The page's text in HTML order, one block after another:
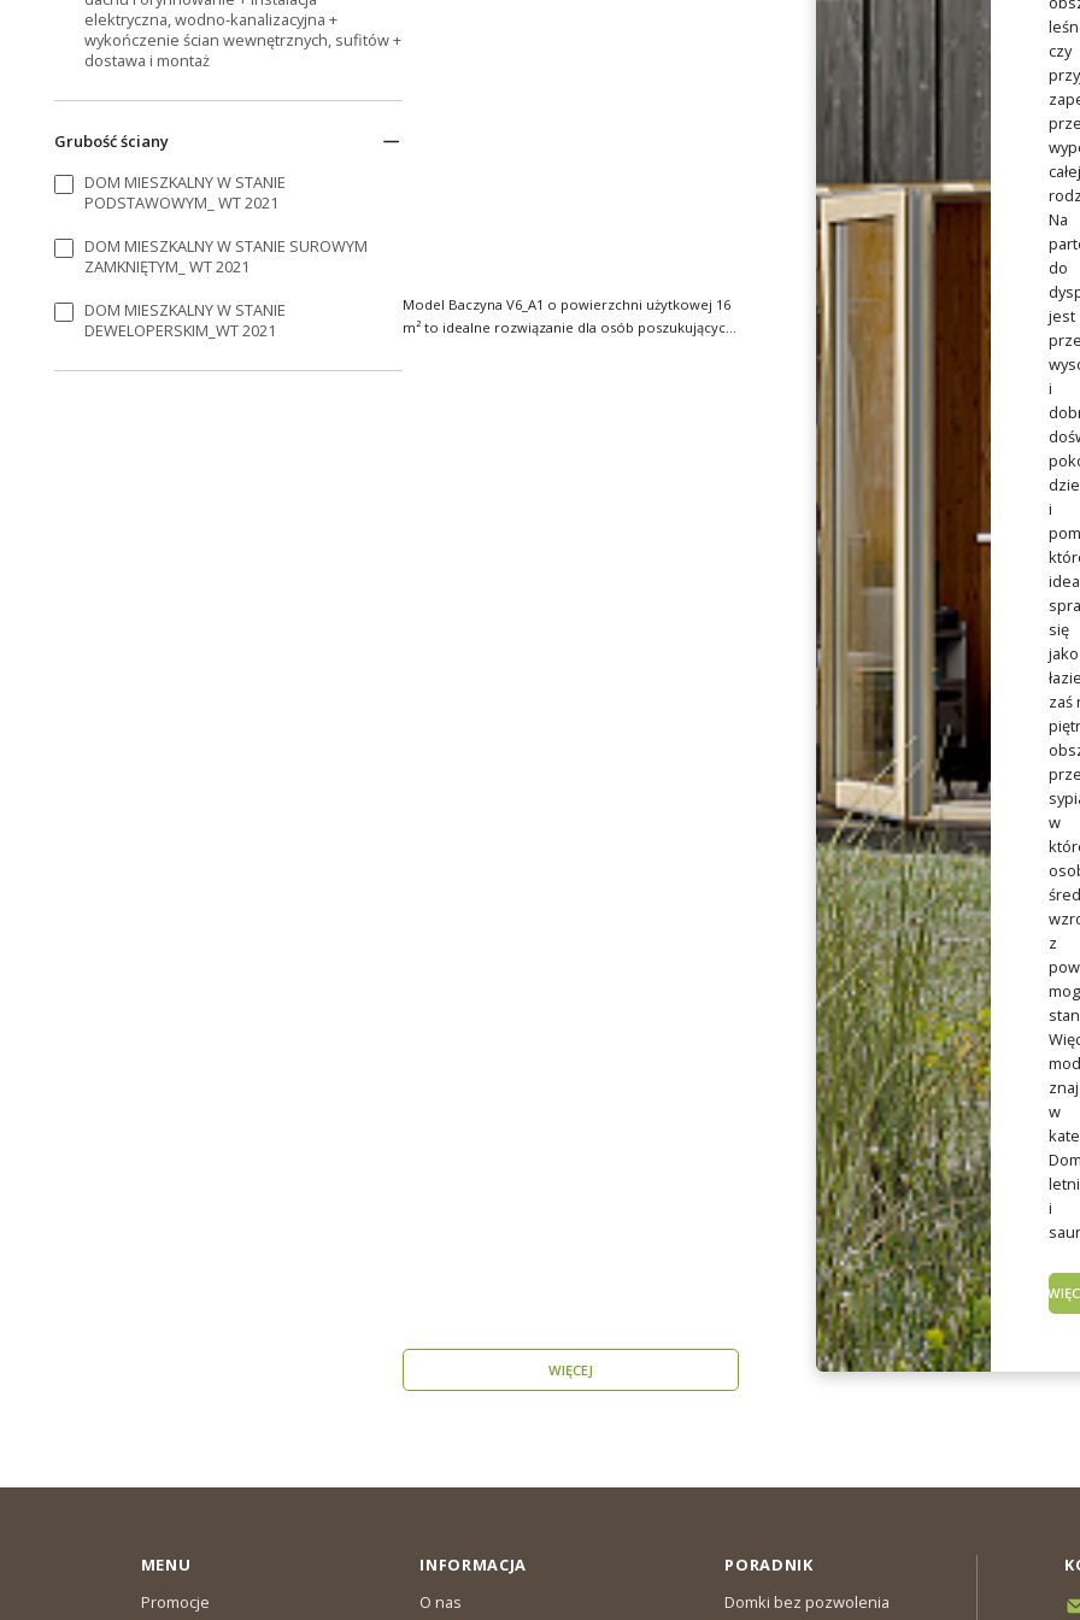
elektryczna, wodno-kanalizacyjna +
wykończenie ścian wewnętrznych, sufitów +
dostawa i montaż
Grubość ściany
DOM MIESZKALNY W STANIE
PODSTAWOWYM_ WT 2021
DOM MIESZKALNY W STANIE SUROWYM
ZAMKNIĘTYM_ WT 2021
DOM MIESZKALNY W STANIE
DEWELOPERSKIM_WT 2021
Model Baczyna V6_A1 o powierzchni użytkowej 16
m² to idealne rozwiązanie dla osób poszukujących
WIĘCEJ
czy
całej
Na
do
jest
i
i
się
jako
zaś
w
z
w
i
MENU
Promocje
INFORMACJA
O nas
PORADNIK
Domki bez pozwolenia